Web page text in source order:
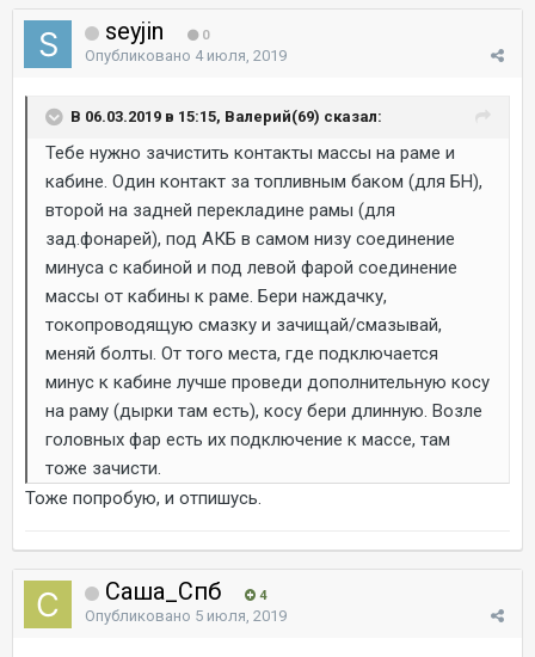
seyjin 0
Опубликовано 4 июля, 2019
В 06.03.2019 в 15:15, Валерий(69) сказал:
Тебе нужно зачистить контакты массы на раме и
кабине. Один контакт за топливным баком (для БН),
второй на задней перекладине рамы (для
зад.фонарей), под АКБ в самом низу соединение
минуса с кабиной и под левой фарой соединение
массы от кабины к раме. Бери наждачку,
токопроводящую смазку и зачищай/смазывай,
меняй болты. От того места, где подключается
минус к кабине лучше проведи дополнительную косу
на раму (дырки там есть), косу бери длинную. Возле
головных фар есть их подключение к массе, там
тоже зачисти.
Тоже попробую, и отпишусь.
Саша_Спб 4
Опубликовано 5 июля, 2019